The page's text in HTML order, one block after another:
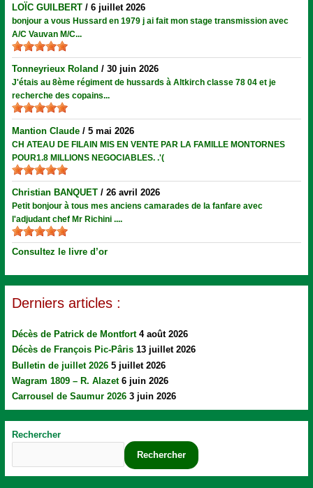
LOÏC GUILBERT /6 juillet 2026
bonjour a vous Hussard en 1979 j ai fait mon stage transmission avec
A/C Vauvan M/C...
Tonneyrieux Roland /30 juin 2026
J'étais au 8ème régiment de hussards à Altkirch classe 78 04 et je
recherche des copains...
Mantion Claude /5 mai 2026
CH ATEAU DE FILAIN MIS EN VENTE PAR LA FAMILLE MONTORNES
POUR1.8 MILLIONS NEGOCIABLES. .'(
Christian BANQUET /26 avril 2026
Petit bonjour à tous mes anciens camarades de la fanfare avec
l'adjudant chef Mr Richini ....
Consultez le livre d’or
Derniers articles :
Décès de Patrick de Montfort 4 août 2026
Décès de François Pic-Pâris 13 juillet 2026
Bulletin de juillet 2026 5 juillet 2026
Wagram 1809 – R. Alazet 6 juin 2026
Carrousel de Saumur 2026 3 juin 2026
Rechercher
Rechercher